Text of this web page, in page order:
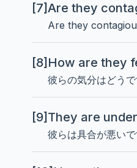
[7]Are they
Are they
[8] How are they
彼らの気分はどうで
[9] They are
彼らは具合が悪いで